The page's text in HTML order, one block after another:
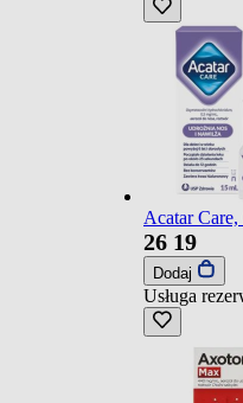
Acatar
26 19
Dodaj
Usługa